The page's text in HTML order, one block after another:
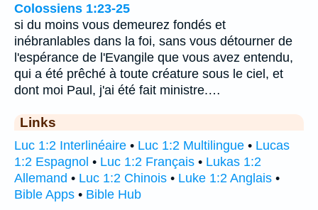
Colossiens 1:23-25
si du moins vous demeurez fondés et
inébranlables dans la foi, sans vous détourner de
l'espérance de l'Evangile que vous avez entendu,
qui a été prêché à toute créature sous le ciel, et
dont moi Paul, j'ai été fait ministre.…
Links
Luc 1:2 Interlinéaire • Luc 1:2 Multilingue • Lucas
1:2 Espagnol • Luc 1:2 Français • Lukas 1:2
Allemand • Luc 1:2 Chinois • Luke 1:2 Anglais •
Bible Apps • Bible Hub